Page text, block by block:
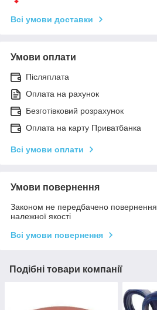
Всі умови доставки
Умови оплати
Післяплата
Оплата на рахунок
Безготівковий розрахунок
Оплата на карту Приватбанка
Всі умови оплати
Умови повернення
Законом не передбачено повернення
належної якості
Всі умови повернення
Подібні товари компанії